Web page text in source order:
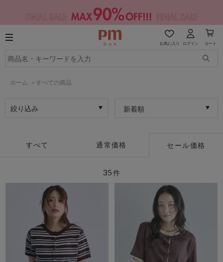
お気に入り ログイン カート
ホーム > すべての商品
絞り込み 新着順
すべて 通常価格 セール価格
35件